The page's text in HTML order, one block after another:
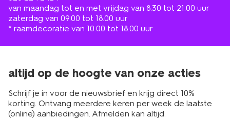
van maandag tot en met vrijdag van 8.30 tot 21.00 uur
zaterdag van 09.00 tot 18.00 uur
* raamdecoratie van 10.00 tot 18.00 uur
altijd op de hoogte van onze acties
Schrijf je in voor de nieuwsbrief en krijg direct 10%
korting. Ontvang meerdere keren per week de laatste
(online) aanbiedingen. Afmelden kan altijd.